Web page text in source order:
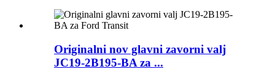
Originalni nov glavni zavorni valj
JC19-2B195-BA za ...